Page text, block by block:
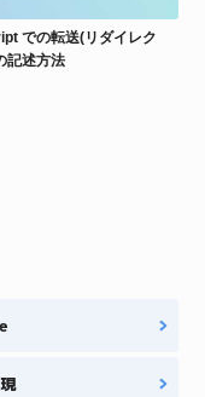
での転送(リダイレク
記述方法